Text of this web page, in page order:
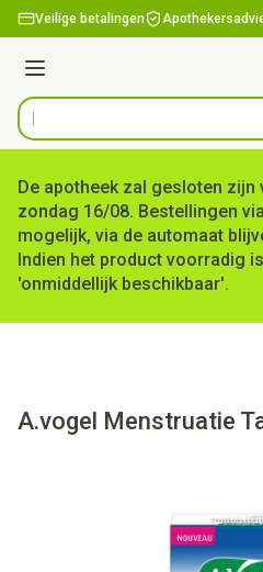
Ga naar de inhoud
Veilige betalingen
Menu
Product, merk, categorie...
De apotheek zal gesloten zijn
zondag 16/08. Bestellingen
mogelijk, via de automaat
Indien het product voorradig
'onmiddellijk beschikbaar'.
A.vogel Menstruatie